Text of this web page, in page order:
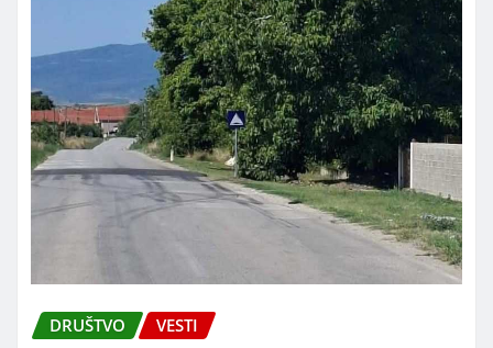
DRUŠTVO VESTI